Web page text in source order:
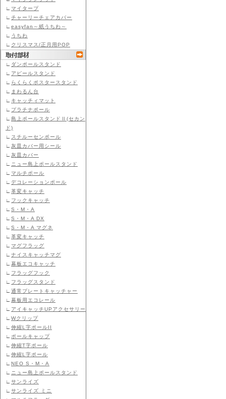
∟ マイタープ
∟ チャーリーチェアカバー
∟ easyfan～紙うちわ～
∟
うちわ
∟ クリスマス/正月用POP
∟ ダンポールスタンド
∟ アピールスタンド
∟ らくらくポスタースタンド
∟
まわるん台
∟ キャッチィマット
∟ プラチナポール
∟ 島上ポールスタンドⅡ(セカン
ド)
∟ スチルーセンポール
∟ 灰皿カバー用シール
∟ 灰皿カバー
∟
ニュー島上ポールスタンド
∟ マルチポール
∟ デコレーションポール
∟ 革変キャッチ
∟ フックキャッチ
∟ S・M・A
∟ S・M・A DX
∟ S・M・A マグネ
∟ 革変キャッチ
∟ マグフラッグ
∟ ナイスキャッチマグ
∟ 幕板エコキャッチ
∟ フラッグフック
∟ フラッグスタンド
∟ 通常プレートキャッチャー
∟ 幕板用エコレール
∟ アイキャッチUPアクセサリー
∟ Wクリップ
∟ 伸縮L字ポールII
∟ ポールキャップ
∟ 伸縮T字ポール
∟ 伸縮L字ポール
∟ NEO S・M・A
∟
ニュー島上ポールスタンド
∟ サンライズ
∟ サンライズ ミニ